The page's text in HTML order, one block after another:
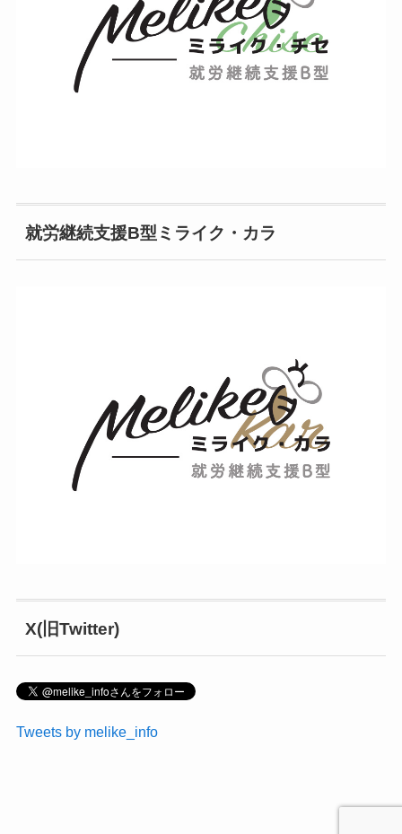
就労継続支援B型ミライク・カラ
X(旧Twitter)
Tweets by melike_info